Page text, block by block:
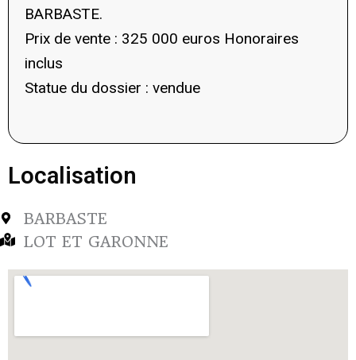
BARBASTE.
Prix de vente : 325 000 euros Honoraires
inclus
Statue du dossier : vendue
Localisation
BARBASTE
LOT ET GARONNE